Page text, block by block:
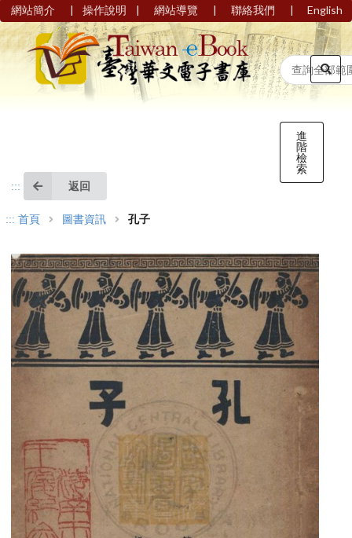
網站簡介 | 操作說明 | 網站導覽 | 聯絡我們 | English
進
階
檢
索
::: 返回
::: 首頁 圖書資訊 孔子